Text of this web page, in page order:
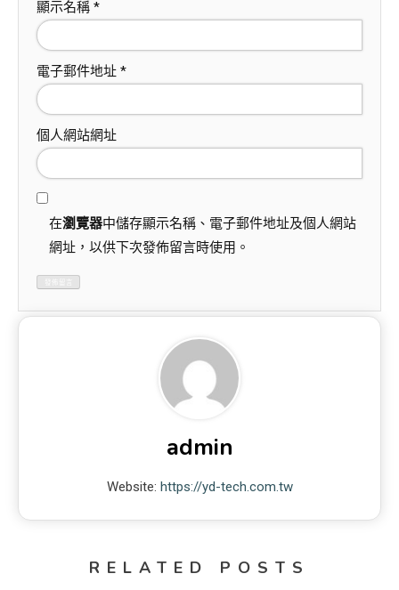
顯示名稱 *
電子郵件地址 *
個人網站網址
在瀏覽器中儲存顯示名稱、電子郵件地址及個人網站
網址，以供下次發佈留言時使用。
admin
Website: https://yd-tech.com.tw
RELATED POSTS